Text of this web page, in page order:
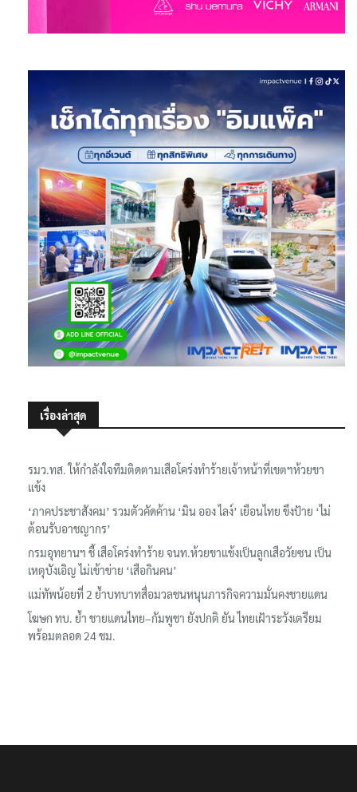
เรื่องล่าสุด
รมว.ทส. ให้กำลังใจทีมติดตามเสือโคร่งทำร้ายเจ้าหน้าที่เขตฯห้วยขา
แข้ง
‘ภาคประชาสังคม’ รวมตัวคัดค้าน ‘มิน ออง ไลง์’ เยือนไทย ขึงป้าย ‘ไม่
ต้อนรับอาชญากร’
กรมอุทยานฯ ชี้ เสือโคร่งทำร้าย จนท.ห้วยขาแข้งเป็นลูกเสือวัยซน เป็น
เหตุบังเอิญ ไม่เข้าข่าย ‘เสือกินคน’
แม่ทัพน้อยที่ 2 ย้ำบทบาทสื่อมวลชนหนุนภารกิจความมั่นคงชายแดน
โฆษก ทบ. ย้ำ ชายแดนไทย–กัมพูชา ยังปกติ ยัน ไทยเฝ้าระวังเตรียม
พร้อมตลอด 24 ชม.